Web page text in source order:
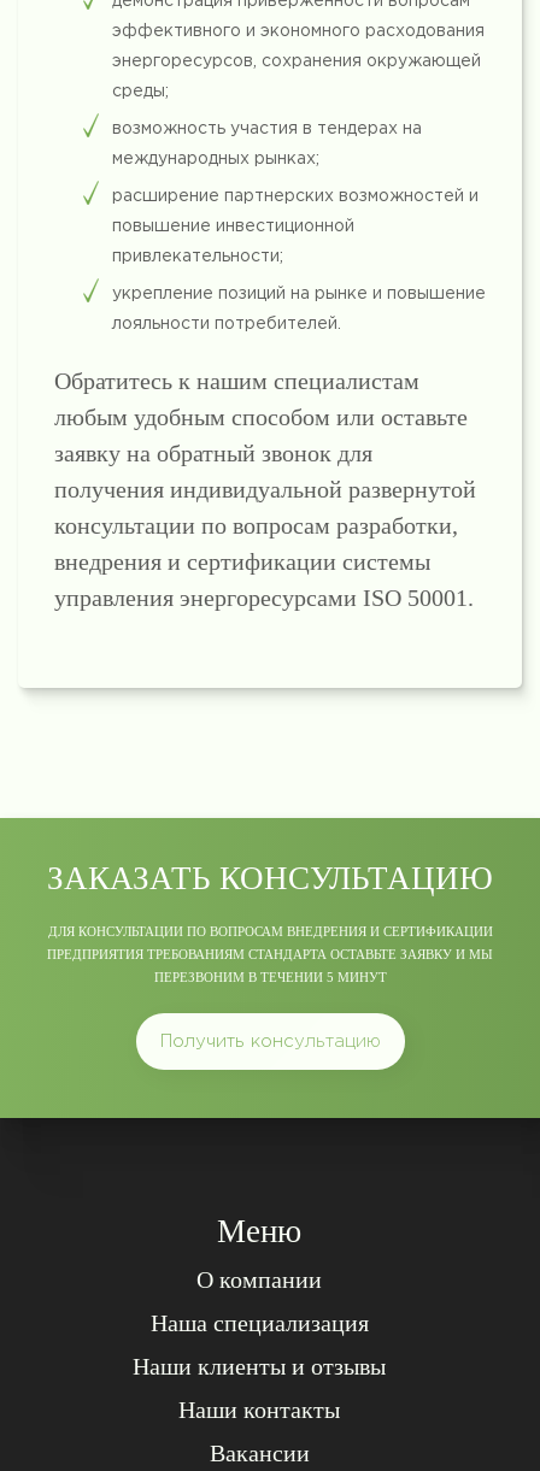
эффективного и экономного расходования
энергоресурсов, сохранения окружающей
среды;
возможность участия в тендерах на
международных рынках;
расширение партнерских возможностей и
повышение инвестиционной
привлекательности;
укрепление позиций на рынке и повышение
лояльности потребителей.
Обратитесь к нашим специалистам
любым удобным способом или оставьте
заявку на обратный звонок для
получения индивидуальной развернутой
консультации по вопросам разработки,
внедрения и сертификации системы
управления энергоресурсами ISO 50001.
ЗАКАЗАТЬ КОНСУЛЬТАЦИЮ
ДЛЯ КОНСУЛЬТАЦИИ ПО ВОПРОСАМ ВНЕДРЕНИЯ И СЕРТИФИКАЦИИ
ПРЕДПРИЯТИЯ ТРЕБОВАНИЯМ СТАНДАРТА ОСТАВЬТЕ ЗАЯВКУ И МЫ
ПЕРЕЗВОНИМ В ТЕЧЕНИИ 5 МИНУТ
Получить консультацию
Меню
О компании
Наша специализация
Наши клиенты и отзывы
Наши контакты
Вакансии